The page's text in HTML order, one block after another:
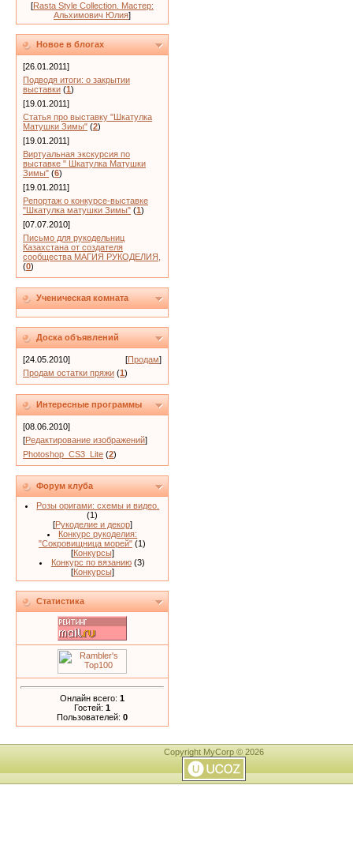
[Rasta Style Collection. Мастер:
Альхимович Юлия]
Новое в блогах
[26.01.2011]
Подводя итоги: о закрытии
выставки (1)
[19.01.2011]
Статья про выставку "Шкатулка
Матушки Зимы" (2)
[19.01.2011]
Виртуальная экскурсия по
выставке " Шкатулка Матушки
Зимы" (6)
[19.01.2011]
Репортаж о конкурсе-выставке
"Шкатулка матушки Зимы" (1)
[07.07.2010]
Письмо для рукодельниц
Казахстана от создателя
сообщества МАГИЯ РУКОДЕЛИЯ,
(0)
Ученическая комната
Доска объявлений
[24.05.2010] [Продам]
Продам остатки пряжи (1)
Интересные программы
[08.06.2010]
[Редактирование изображений]
Photoshop_CS3_Lite (2)
Форум клуба
Розы оригами: схемы и видео.
(1)
[Рукоделие и декор]
Конкурс рукоделия:
"Сокровищница морей" (1)
[Конкурсы]
Конкурс по вязанию (3)
[Конкурсы]
Статистика
Онлайн всего: 1
Гостей: 1
Пользователей: 0
Copyright MyCorp © 2026